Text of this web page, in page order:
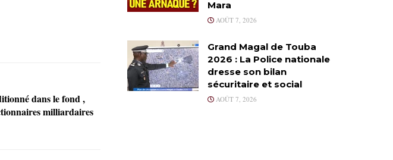
dans le fond ,
milliardaires
Mara
AOÛT 7, 2026
Grand Magal de Touba
2026 : La Police nationale
dresse son bilan
sécuritaire et social
AOÛT 7, 2026